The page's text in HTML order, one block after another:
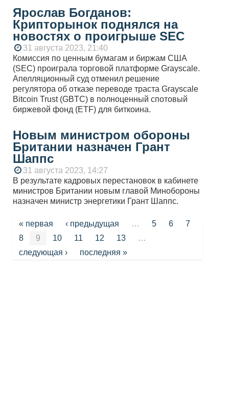
Ярослав Богданов:
Крипторынок поднялся на
новостях о проигрыше SEC
31 августа 2023, 21:40
Комиссия по ценным бумагам и биржам США
(SEC) проиграла торговой платформе Grayscale.
Апелляционный суд отменил решение
регулятора об отказе переводе траста Grayscale
Bitcoin Trust (GBTC) в полноценный спотовый
биржевой фонд (ETF) для биткоина.
Новым министром обороны
Британии назначен Грант
Шаппс
31 августа 2023, 14:27
В результате кадровых перестановок в кабинете
министров Британии новым главой Минобороны
назначен министр энергетики Грант Шаппс.
Страницы
« первая ‹ предыдущая … 5 6
7
8
9 10 11 12 13
…
следующая ›
последняя »